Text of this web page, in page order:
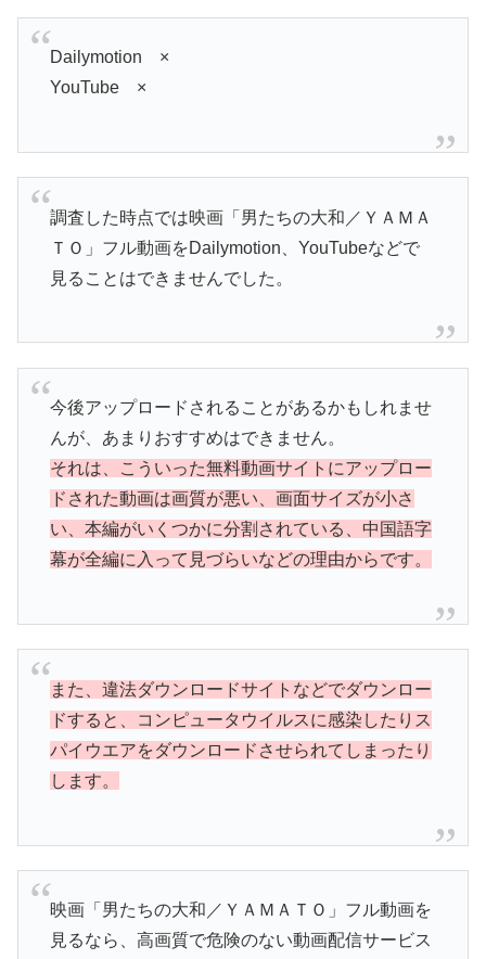
Dailymotion ×
YouTube ×
調査した時点では映画「男たちの大和／ＹＡＭＡ
ＴＯ」フル動画をDailymotion、YouTubeなどで
見ることはできませんでした。
今後アップロードされることがあるかもしれませ
んが、あまりおすすめはできません。
それは、こういった無料動画サイトにアップロー
ドされた動画は画質が悪い、画面サイズが小さ
い、本編がいくつかに分割されている、中国語字
幕が全編に入って見づらいなどの理由からです。
また、違法ダウンロードサイトなどでダウンロー
ドすると、コンピュータウイルスに感染したりス
パイウエアをダウンロードさせられてしまったり
します。
映画「男たちの大和／ＹＡＭＡＴＯ」フル動画を
見るなら、高画質で危険のない動画配信サービス